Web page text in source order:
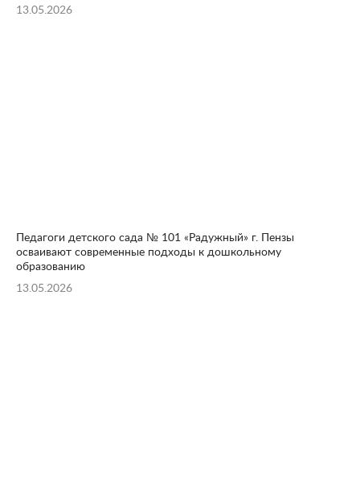
13.05.2026
Педагоги детского сада № 101 «Радужный» г. Пензы
осваивают современные подходы к дошкольному
образованию
13.05.2026